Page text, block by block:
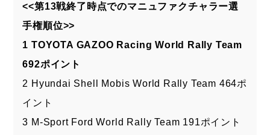
<<第13戦終了時点でのマニュファクチャラー選
手権順位>>
1 TOYOTA GAZOO Racing World Rally Team
692ポイント
2 Hyundai Shell Mobis World Rally Team 464ポ
イント
3 M-Sport Ford World Rally Team 191ポイント